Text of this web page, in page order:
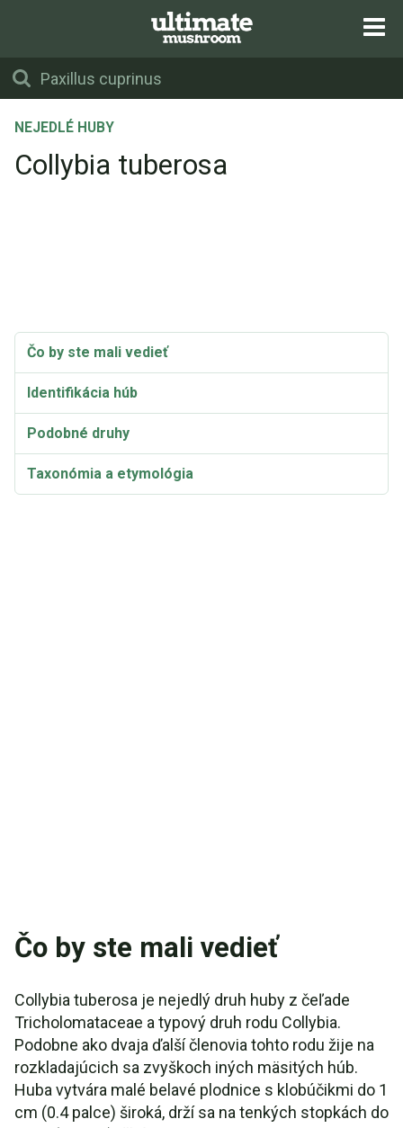
NEJEDLÉ HUBY
Collybia tuberosa
Čo by ste mali vedieť
Identifikácia húb
Podobné druhy
Taxonómia a etymológia
Čo by ste mali vedieť
Collybia tuberosa je nejedlý druh huby z čeľade
Tricholomataceae a typový druh rodu Collybia.
Podobne ako dvaja ďalší členovia tohto rodu žije na
rozkladajúcich sa zvyškoch iných mäsitých húb.
Huba vytvára malé belavé plodnice s klobúčikmi do 1
cm (0.4 palce) široká, drží sa na tenkých stopkách do